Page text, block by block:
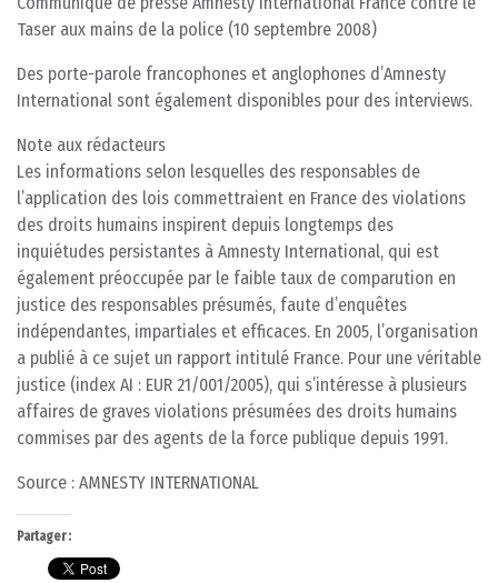
Taser aux mains de la police (10 septembre 2008)
Des porte-parole francophones et anglophones d’Amnesty
International sont également disponibles pour des interviews.
Note aux rédacteurs
Les informations selon lesquelles des responsables de
l’application des lois commettraient en France des violations
des droits humains inspirent depuis longtemps des
inquiétudes persistantes à Amnesty International, qui est
également préoccupée par le faible taux de comparution en
justice des responsables présumés, faute d’enquêtes
indépendantes, impartiales et efficaces. En 2005, l’organisation
a publié à ce sujet un rapport intitulé France. Pour une véritable
justice (index AI : EUR 21/001/2005), qui s’intéresse à plusieurs
affaires de graves violations présumées des droits humains
commises par des agents de la force publique depuis 1991.
Source : AMNESTY INTERNATIONAL
Partager :